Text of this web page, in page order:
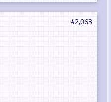
#2,063